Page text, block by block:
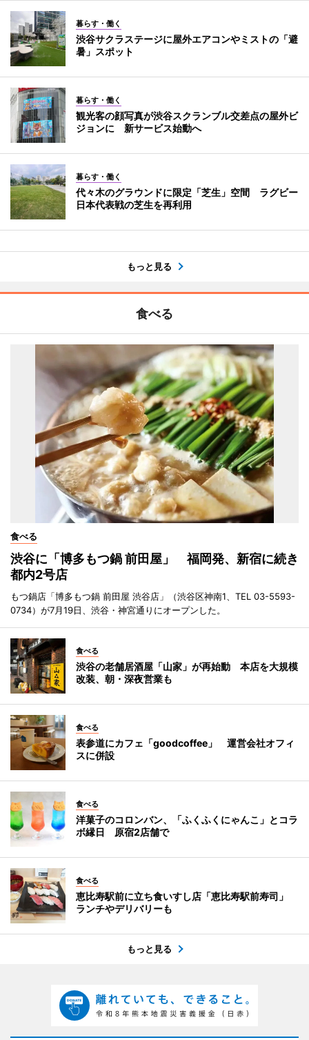
暮らす・働く
渋谷サクラステージに屋外エアコンやミストの「避
暑」スポット
暮らす・働く
観光客の顔写真が渋谷スクランブル交差点の屋外ビ
ジョンに 新サービス始動へ
暮らす・働く
代々木のグラウンドに限定「芝生」空間 ラグビー
日本代表戦の芝生を再利用
もっと見る
食べる
食べる
渋谷に「博多もつ鍋 前田屋」 福岡発、新宿に続き
都内2号店
もつ鍋店「博多もつ鍋 前田屋 渋谷店」（渋谷区神南1、TEL 03-5593-
0734）が7月19日、渋谷・神宮通りにオープンした。
食べる
渋谷の老舗居酒屋「山家」が再始動 本店を大規模
改装、朝・深夜営業も
食べる
表参道にカフェ「goodcoffee」 運営会社オフィ
スに併設
食べる
洋菓子のコロンバン、「ふくふくにゃんこ」とコラ
ボ縁日 原宿2店舗で
食べる
恵比寿駅前に立ち食いすし店「恵比寿駅前寿司」
ランチやデリバリーも
もっと見る